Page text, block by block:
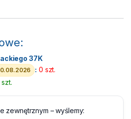
37K
: 0 szt.
zewnętrznym – wyślemy: